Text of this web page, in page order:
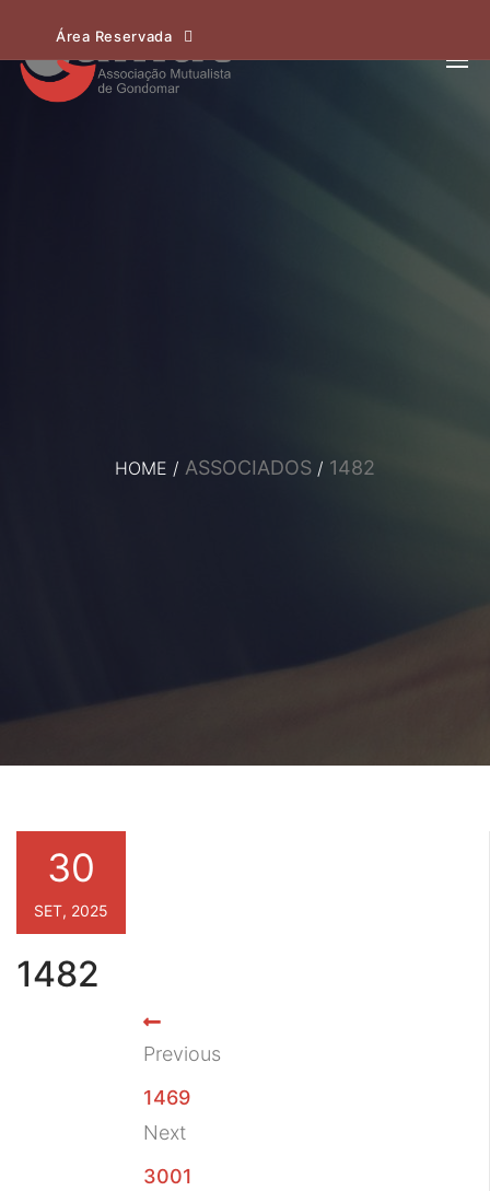
Área Reservada
HOME / ASSOCIADOS / 1482
1482
30
SET, 2025
Previous
1469
Next
3001